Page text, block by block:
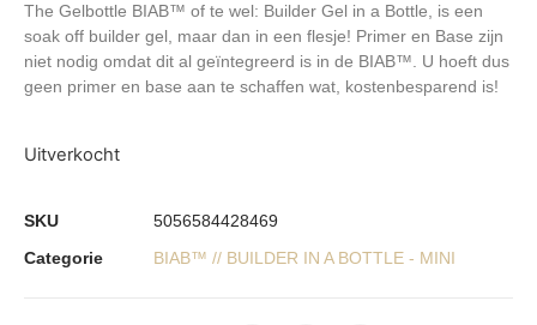
The Gelbottle BIAB™ of te wel: Builder Gel in a Bottle, is een
soak off builder gel, maar dan in een flesje! Primer en Base zijn
niet nodig omdat dit al geïntegreerd is in de BIAB™. U hoeft dus
geen primer en base aan te schaffen wat, kostenbesparend is!
Uitverkocht
SKU
5056584428469
Categorie
BIAB™ // BUILDER IN A BOTTLE - MINI